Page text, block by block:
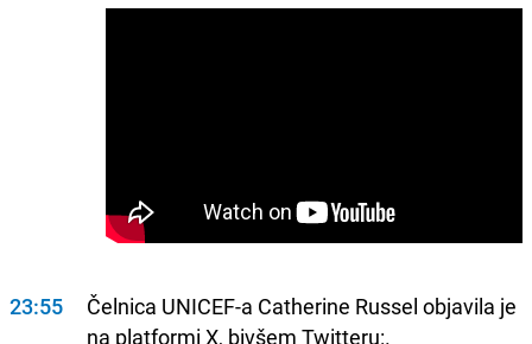
23:55
Čelnica UNICEF-a Catherine Russel objavila je
na platformi X, bivšem Twitteru:.